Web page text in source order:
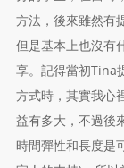
方法，後來雖然有
但是基本上也沒有
享。記得當初Tina
方式時，其實我心
益有多大，不過後
時間彈性和長度是